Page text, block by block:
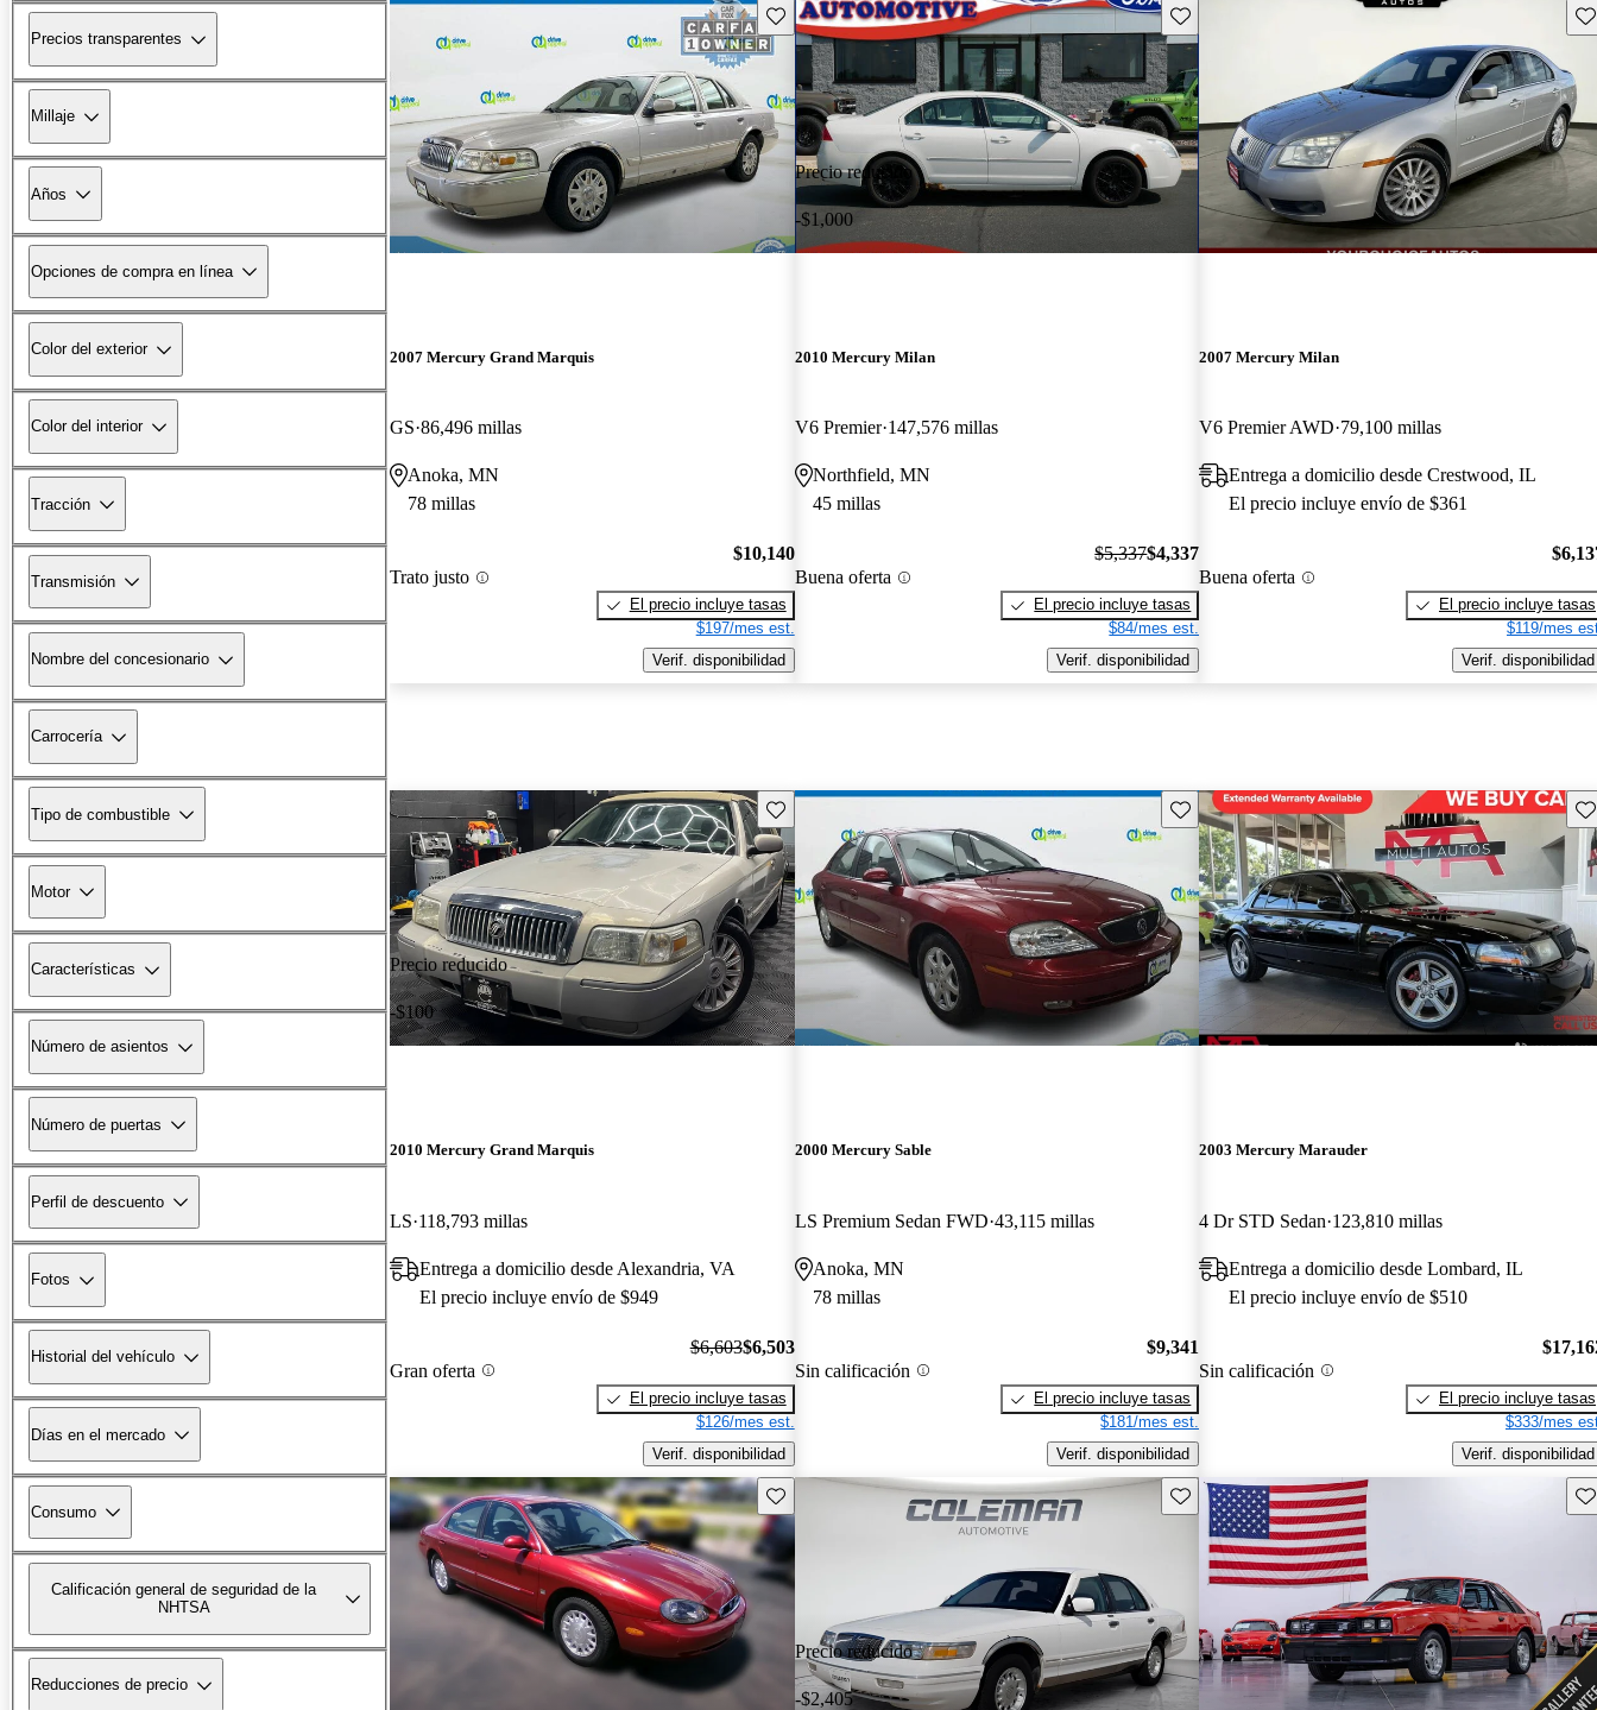
Precios transparentes
Millaje
Años
Opciones de compra en línea
Color del exterior
Color del interior
Tracción
Transmisión
Nombre del concesionario
Carrocería
Tipo de combustible
Motor
Características
Número de asientos
Número de puertas
Perfil de descuento
Fotos
Historial del vehículo
Días en el mercado
Consumo
Calificación general de seguridad de la
NHTSA
Reducciones de precio
Guarda este Aviso
2007 Mercury Grand Marquis
GS 86,496 millas
Anoka, MN
78 millas
Trato justo
$10,140
El precio incluye tasas
$197/mes est.
Verif. disponibilidad
Precio reducido
-$1,000
Guarda este Aviso
2010 Mercury Milan
V6 Premier 147,576 millas
Northfield, MN
45 millas
Buena oferta
$5,337$4,337
El precio incluye tasas
$84/mes est.
Verif. disponibilidad
2007 Mercury Milan
V6 Premier AWD 79,100 millas
Entrega a domicilio desde Crestwood, IL
El precio incluye envío de $361
Buena oferta
El precio incluye tasas
$119/mes
Verif. disponibilidad
Precio reducido
-$100
Guarda este Aviso
2010 Mercury Grand Marquis
LS 118,793 millas
Entrega a domicilio desde Alexandria, VA
El precio incluye envío de $949
Gran oferta
$6,603$6,503
El precio incluye tasas
$126/mes est.
Verif. disponibilidad
Guarda este Aviso
2000 Mercury Sable
LS Premium Sedan FWD 43,115 millas
Anoka, MN
78 millas
Sin calificación
$9,341
El precio incluye tasas
$181/mes est.
Verif. disponibilidad
2003 Mercury Marauder
4 Dr STD Sedan 123,810 millas
Entrega a domicilio desde Lombard, IL
El precio incluye envío de $510
Sin calificación
El precio incluye tasas
$333/mes
Verif. disponibilidad
Guarda este Aviso
Precio reducido
-$2,405
Guarda este Aviso